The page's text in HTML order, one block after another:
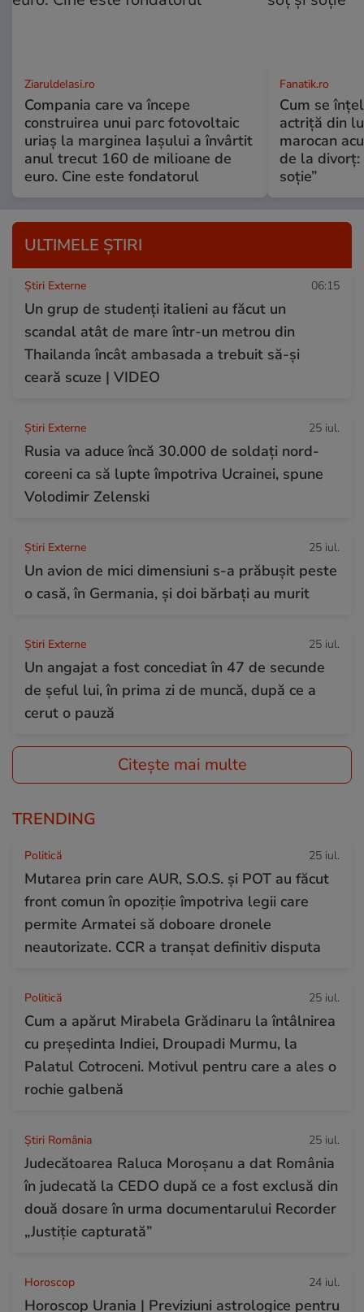
ZiaruldeIasi.ro
Compania care va începe
construirea unui parc fotovoltaic
uriaș la marginea Iașului a învârtit
anul trecut 160 de milioane de
euro. Cine este fondatorul
Fanatik.ro
Cum se
actriță din
marocan
de la divorț:
soție”
ULTIMELE ȘTIRI
Știri Externe 06:15
Un grup de studenți italieni au făcut un
scandal atât de mare într-un metrou din
Thailanda încât ambasada a trebuit să-și
ceară scuze | VIDEO
Știri Externe 25 iul.
Rusia va aduce încă 30.000 de soldaţi nord-
coreeni ca să lupte împotriva Ucrainei, spune
Volodimir Zelenski
Știri Externe 25 iul.
Un avion de mici dimensiuni s-a prăbușit peste
o casă, în Germania, și doi bărbați au murit
Știri Externe 25 iul.
Un angajat a fost concediat în 47 de secunde
de șeful lui, în prima zi de muncă, după ce a
cerut o pauză
Citește mai multe
TRENDING
Politică 25 iul.
Mutarea prin care AUR, S.O.S. și POT au făcut
front comun în opoziție împotriva legii care
permite Armatei să doboare dronele
neautorizate. CCR a tranșat definitiv disputa
Politică 25 iul.
Cum a apărut Mirabela Grădinaru la întâlnirea
cu președinta Indiei, Droupadi Murmu, la
Palatul Cotroceni. Motivul pentru care a ales o
rochie galbenă
Știri România 25 iul.
Judecătoarea Raluca Moroșanu a dat România
în judecată la CEDO după ce a fost exclusă din
două dosare în urma documentarului Recorder
„Justiție capturată”
Horoscop 24 iul.
Horoscop Urania | Previziuni astrologice pentru